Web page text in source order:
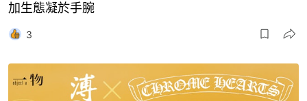
加生態凝於手腕
3